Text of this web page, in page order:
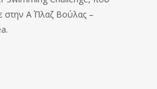
στην Α΄ Πλαζ Βούλας –